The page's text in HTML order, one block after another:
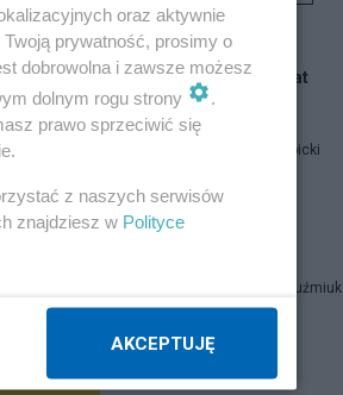
Blogi na ten temat
Jan Filip Libicki
Zbigniew Kuźmiuk
oraz aktywnie
prywatność, prosimy o
dobrowolna i zawsze możesz
dolnym rogu strony
.
prawo sprzeciwić się
z naszych serwisów
znajdziesz w Polityce
AKCEPTUJĘ